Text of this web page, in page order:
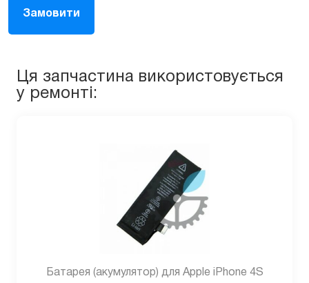
Замовити
Ця запчастина використовується
у ремонті:
Батарея (акумулятор) для Apple iPhone 4S